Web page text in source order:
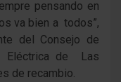
pensando en
va bien a todos”,
del Consejo de
Eléctrica de Las
de recambio.